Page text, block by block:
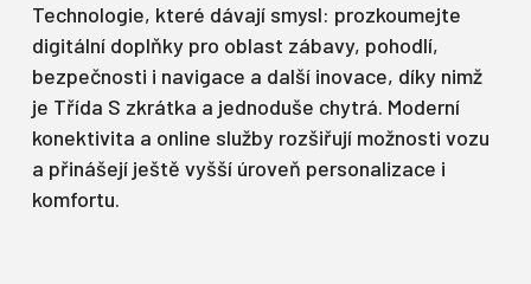
Technologie, které dávají smysl: prozkoumejte
digitální doplňky pro oblast zábavy, pohodlí,
bezpečnosti i navigace a další inovace, díky nimž
je Třída S zkrátka a jednoduše chytrá. Moderní
konektivita a online služby rozšiřují možnosti vozu
a přinášejí ještě vyšší úroveň personalizace i
komfortu.